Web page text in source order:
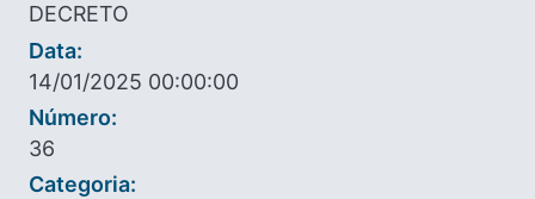
DECRETO
Data:
14/01/2025 00:00:00
Número:
36
Categoria: